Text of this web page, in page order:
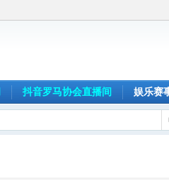
抖音罗马协会直播间 娱乐赛